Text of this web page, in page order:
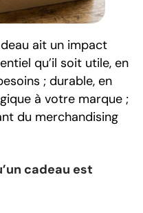
ait un impact
qu’il soit utile, en
; durable, en
à votre marque ;
du merchandising
cadeau est